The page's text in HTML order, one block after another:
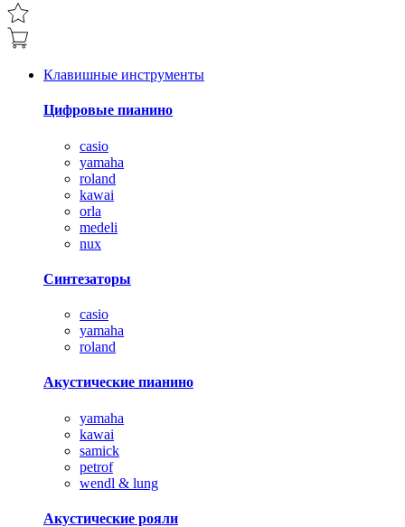
Клавишные инструменты
Цифровые пианино
casio
yamaha
roland
kawai
orla
medeli
nux
Синтезаторы
casio
yamaha
roland
Акустические пианино
yamaha
kawai
samick
petrof
wendl & lung
Акустические рояли